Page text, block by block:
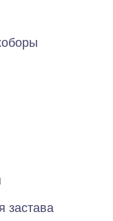
застава